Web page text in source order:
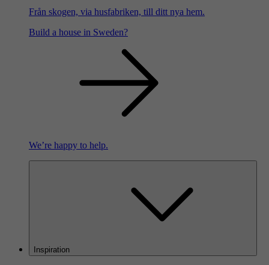
Från skogen, via husfabriken, till ditt nya hem.
Build a house in Sweden?
We’re happy to help.
Inspiration